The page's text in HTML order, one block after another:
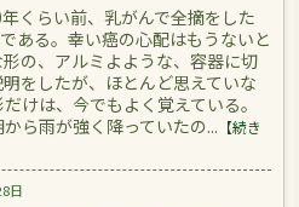
くらい前、乳がんで全摘をした
ある。幸い癌の心配はもうないと
の、アルミよような、容器に切
をしたが、ほとんど思えていな
けは、今でもよく覚えている。
ら雨が強く降っていたの... 【続き
日